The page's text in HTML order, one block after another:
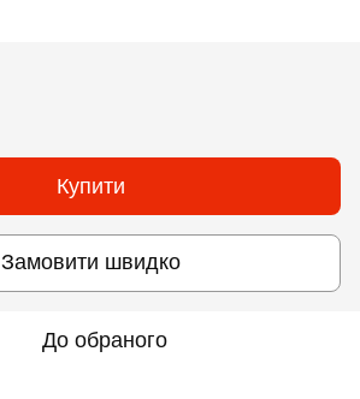
Купити
Замовити швидко
До обраного